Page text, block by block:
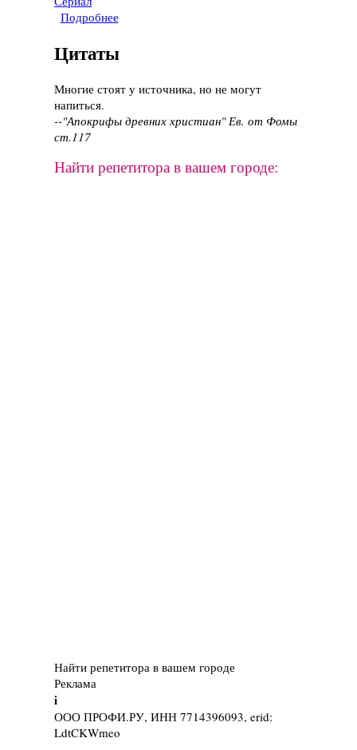
Подробнее
Цитаты
Многие стоят у источника, но не могут
напиться.
--"Апокрифы древних христиан" Ев. от Фомы
ст.117
Найти репетитора в вашем городе:
Найти репетитора в вашем городе
Реклама
i
ООО ПРОФИ.РУ, ИНН 7714396093, erid:
LdtCKWmeo